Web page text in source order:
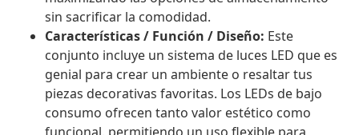
sin sacrificar la comodidad.
Características / Función / Diseño: Este
conjunto incluye un sistema de luces LED que es
genial para crear un ambiente o resaltar tus
piezas decorativas favoritas. Los LEDs de bajo
consumo ofrecen tanto valor estético como